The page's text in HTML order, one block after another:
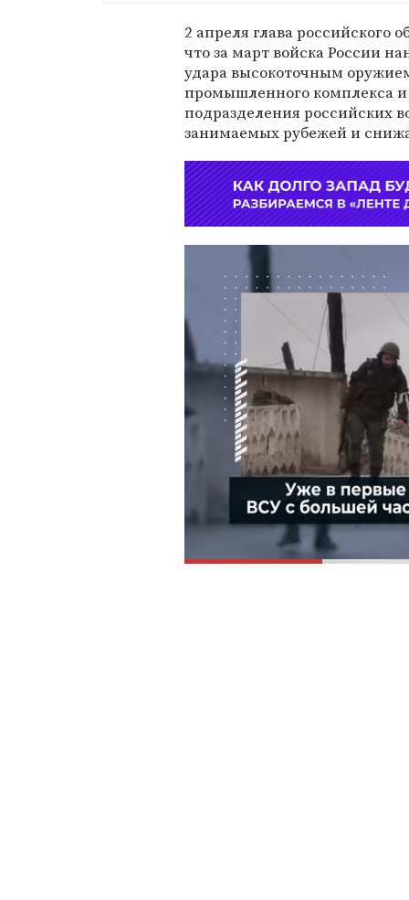
2 апреля глава российского
что за март войска России
удара высокоточным
промышленного комплекса
подразделения российских
занимаемых рубежей и